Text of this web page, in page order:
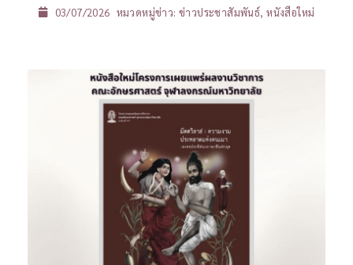
03/07/2026 หมวดหมู่ข่าว:ข่าวประชาสัมพันธ์,หนังสือใหม่